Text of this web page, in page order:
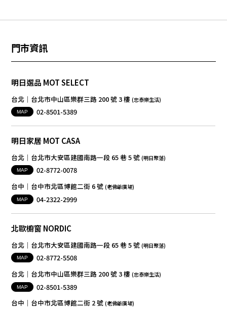
門市資訊
明日選品 MOT SELECT
台北│台北市中山區樂群三路 200 號 3 樓(忠泰樂生活)
MAP 02-8501-5389
明日家居 MOT CASA
台北│台北市大安區建國南路一段 65 巷 5 號(明日聚落)
MAP
02-8772-0078
台中│台中市北區博館二街 6 號(老佛爺廣場)
MAP 04-2322-2999
北歐櫥窗 NORDIC
台北│台北市大安區建國南路一段 65 巷 5 號(明日聚落)
MAP
02-8772-5508
台北│台北市中山區樂群三路 200 號 3 樓(忠泰樂生活)
MAP
02-8501-5389
台中│台中市北區博館二街 2 號(老佛爺廣場)